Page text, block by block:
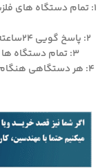
۱: تمام دستگاه های
۲: پاسخ گویی ۲۴ساعته تلفن ها و همکاری با مشتری ها در همه زمینه ها.
۳: تمام دستگاه ها دارای سی دی اموزشی و دفترچه فارسی میباشد.
۴: هر دستگاهی